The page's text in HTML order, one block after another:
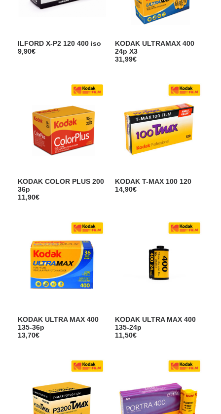
ILFORD X-P2 120 400 iso
9,90€
KODAK ULTRAMAX 400
24p X3
31,99€
KODAK COLOR PLUS 200
36p
11,90€
KODAK T-MAX 100 120
14,90€
KODAK ULTRA MAX 400
135-36p
13,70€
KODAK ULTRA MAX 400
135-24p
11,50€